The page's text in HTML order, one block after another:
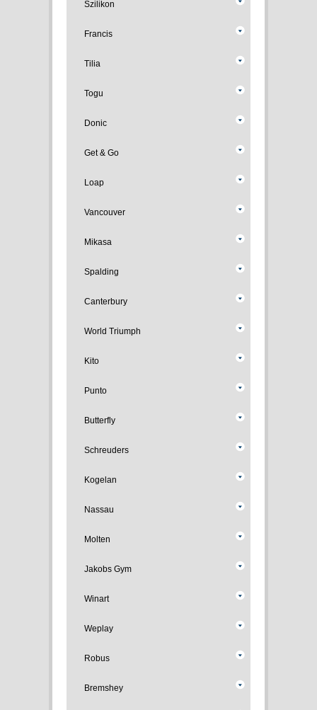
Szilikon
Francis
Tilia
Togu
Donic
Get & Go
Loap
Vancouver
Mikasa
Spalding
Canterbury
World Triumph
Kito
Punto
Butterfly
Schreuders
Kogelan
Nassau
Molten
Jakobs Gym
Winart
Weplay
Robus
Bremshey